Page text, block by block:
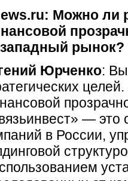
Можно ли
рынок?
Юрченко:
— это
в России,